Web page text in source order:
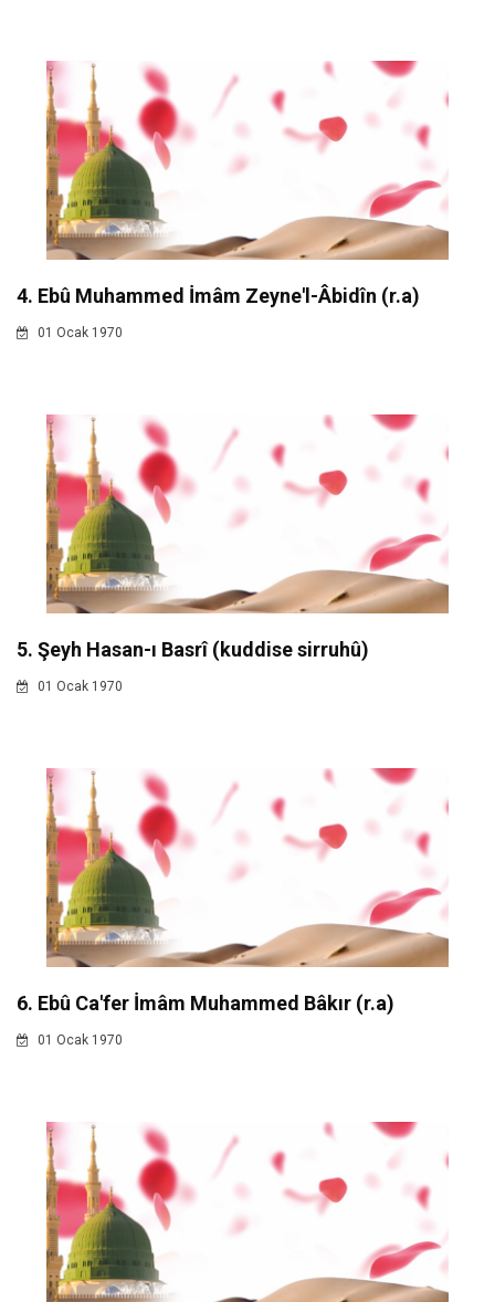
4. Ebû Muhammed İmâm Zeyne'l-Âbidîn (r.a)
01 Ocak 1970
5. Şeyh Hasan-ı Basrî (kuddise sirruhû)
01 Ocak 1970
6. Ebû Ca'fer İmâm Muhammed Bâkır (r.a)
01 Ocak 1970